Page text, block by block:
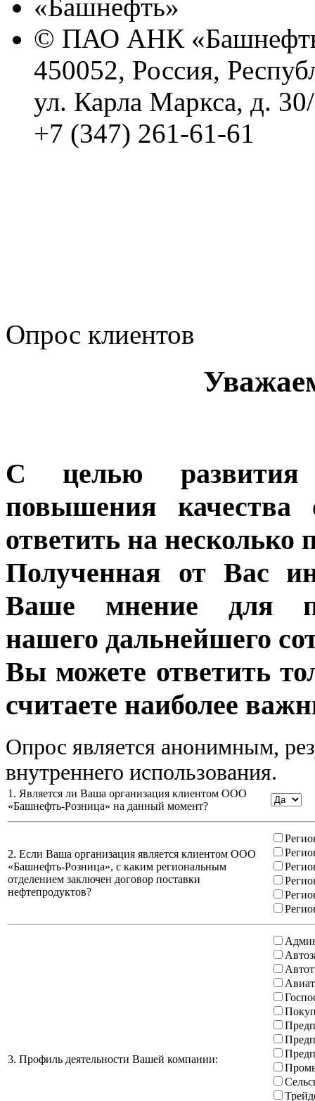
© ПАО АНК
450052, Россия,
ул. Карла Маркса, д.
+7 (347) 261-61-61
Опрос клиентов
С целью развития
повышения качества
ответить на несколько
Полученная от Вас
Ваше мнение для
нашего дальнейшего
Вы можете ответить
считаете наиболее
Опрос является анонимным,
внутреннего использования.
1. Является ли Ваша организация клиентом ООО
«Башнефть-Розница» на данный момент?
2. Если Ваша организация является клиентом ООО
«Башнефть-Розница», с каким региональным
отделением заключен договор поставки
нефтепродуктов?
3. Профиль деятельности Вашей компании: